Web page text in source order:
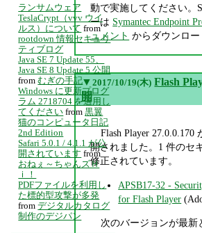
動で実施してください。
ーは Symantec Endpoint
ュメント からダウンロー
▼ 2017/10/19(木) Flash
開
Flash Player 27.0.0.170
開されました。1 件のセ
修正されています。
APSB17-32 -
for Flash Player
次のバージョンが最新
ランサムウェア
TeslaCrypt（vvv ウイ
ルス）について from
rootdown 情報セキュリ
ティブログ
Java SE 7 Update 55、
Java SE 8 Update 5 公開
from むぎの手記
Windows に更新プログ
ラム 2718704 を適用し
てください from 黒翼
猫のコンピュータ日記
2nd Edition
Safari 5.0.1 / 4.1.1 が公
開されています from
おねぇ～ちゃんズＨ
ｉ！
PDFファイルを利用し
た標的型攻撃が多発
from デジタルカタログ
制作のデジパン